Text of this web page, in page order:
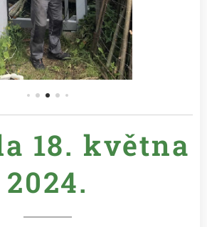
18. května
2024.